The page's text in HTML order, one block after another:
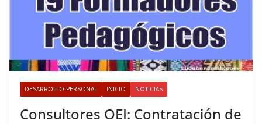
DESARROLLO PERSONAL INICIO NOTICIAS
Consultores OEI: Contratación de